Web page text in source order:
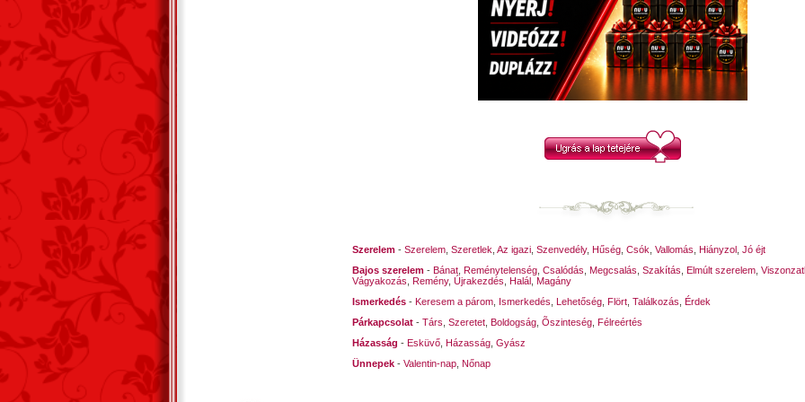
Fénye, de nem is látom…
Manók meséje…
Vecsés, 2021. augusztus 7. – Kustra Ferenc József- íródott: önéletrajzi írásként,
versformában.
Szerelem - Szerelem Szeretlek Az igazi Szenvedély, Hűség Csók Vallomás Hiányzol Jó éjt
Bajos szerelem - Bánat Reménytelenség Csalódás Megcsalás Szakítás Elmúlt szerelem
Vágyakozás Remény, Újrakezdés Halál Magány
Ismerkedés - Keresem a párom Ismerkedés Lehetőség Flört Találkozás Érdek
Párkapcsolat - Társ Szeretet Boldogság Õszinteség Félreértés
Házasság - Esküvő Házasság Gyász
Ünnepek - Valentin-nap Nőnap